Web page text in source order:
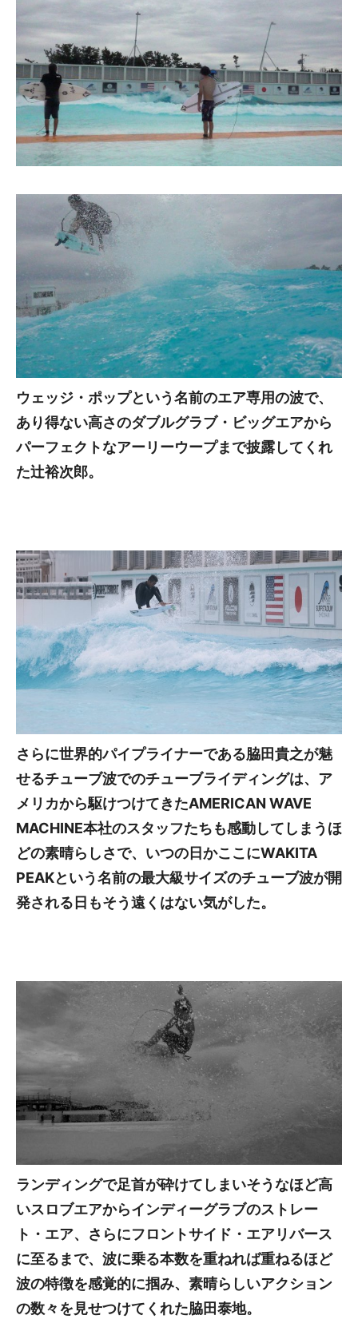
ウェッジ・ポップという名前のエア専用の波で、
あり得ない高さのダブルグラブ・ビッグエアから
パーフェクトなアーリーウープまで披露してくれ
た辻裕次郎。
さらに世界的パイプライナーである脇田貴之が魅
せるチューブ波でのチューブライディングは、ア
メリカから駆けつけてきたAMERICAN WAVE
MACHINE本社のスタッフたちも感動してしまうほ
どの素晴らしさで、いつの日かここにWAKITA
PEAKという名前の最大級サイズのチューブ波が開
発される日もそう遠くはない気がした。
ランディングで足首が砕けてしまいそうなほど高
いスロブエアからインディーグラブのストレー
ト・エア、さらにフロントサイド・エアリバース
に至るまで、波に乗る本数を重ねれば重ねるほど
波の特徴を感覚的に掴み、素晴らしいアクション
の数々を見せつけてくれた脇田泰地。